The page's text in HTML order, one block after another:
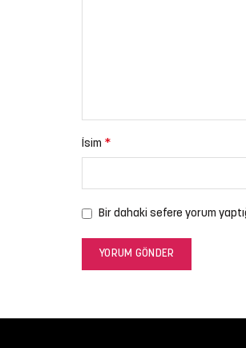
İsim *
Bir dahaki sefere yorum